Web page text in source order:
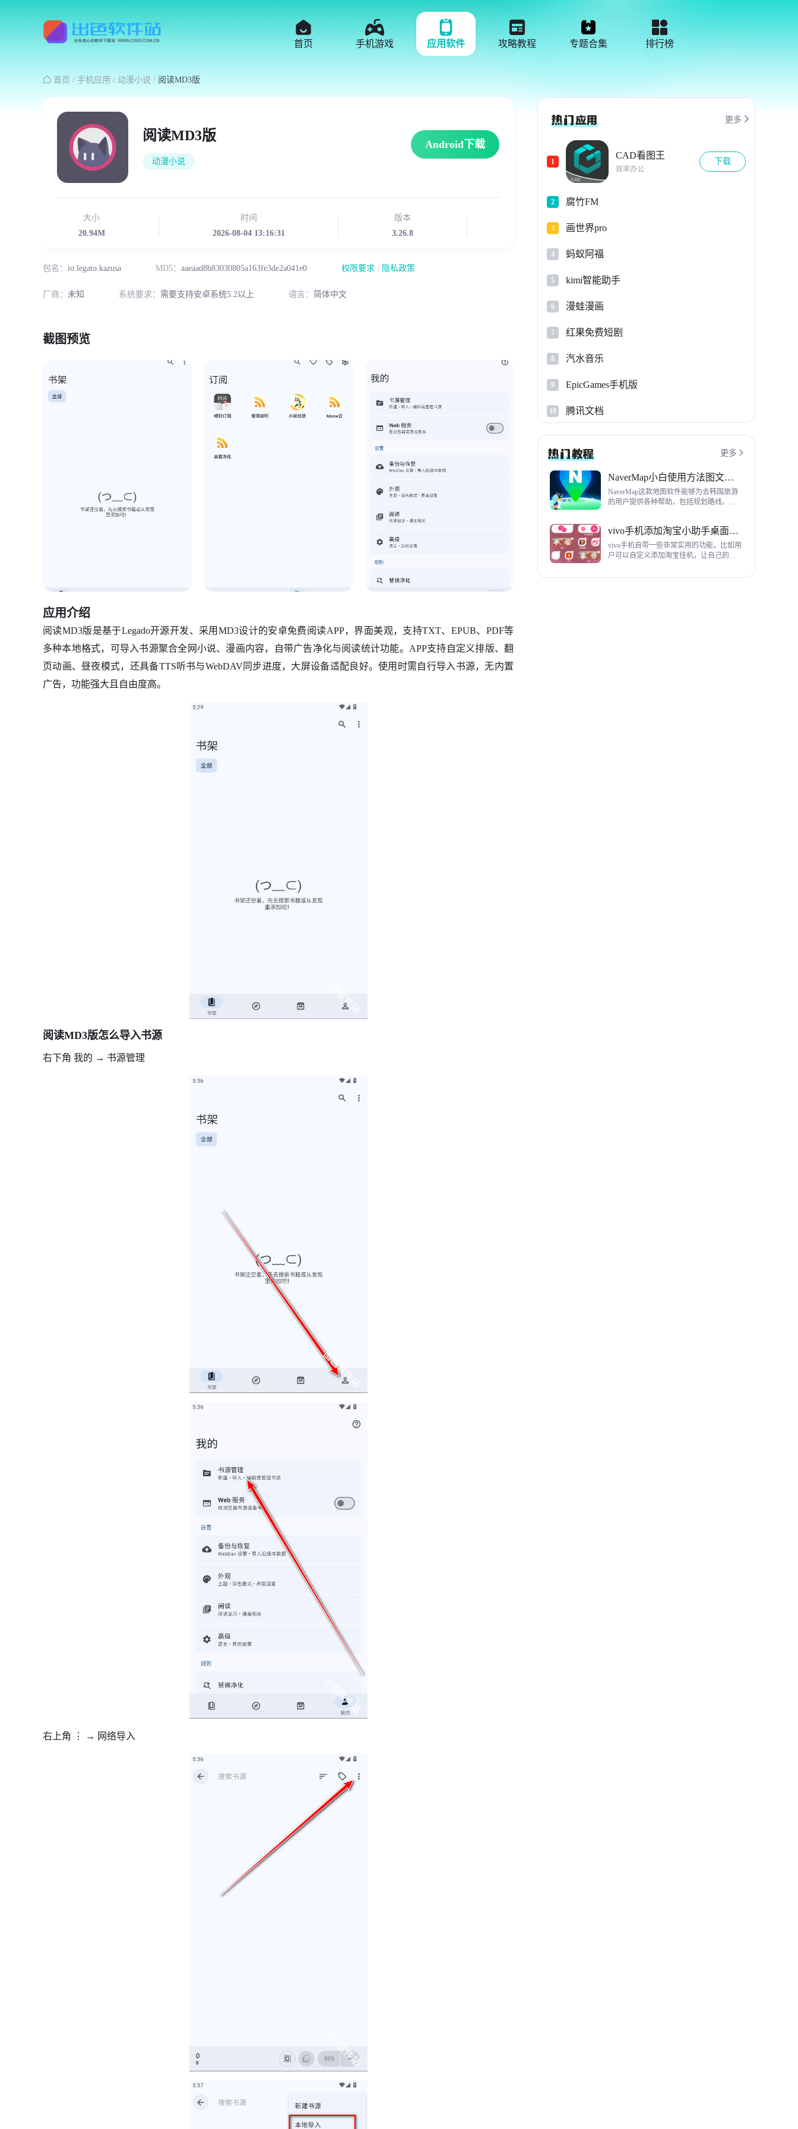
首页 手机游戏 应用软件 攻略教程 专题合集 排行榜
 首页 / 手机应用 / 动漫小说 / 阅读MD3版
阅读MD3版
动漫小说
Android下载
大小
20.94M
时间
2026-08-04 13:16:31
版本
3.26.8
包名： io.legato.kazusa MD5： aaeaad8b83030805a163fe3de2a041e0 权限要求 隐私政策
厂商： 未知 系统要求： 需要支持安卓系统5.2以上 语言： 简体中文
截图预览
应用介绍
阅读MD3版是基于Legado开源开发、采用MD3设计的安卓免费阅读APP，界面美观，支持TXT、EPUB、PDF等
多种本地格式，可导入书源聚合全网小说、漫画内容，自带广告净化与阅读统计功能。APP支持自定义排版、翻
页动画、昼夜模式，还具备TTS听书与WebDAV同步进度，大屏设备适配良好。使用时需自行导入书源，无内置
广告，功能强大且自由度高。
阅读MD3版怎么导入书源
右下角 我的 → 书源管理
右上角 ⋮ → 网络导入
更多 
1
CAD看图王
效率办公
下载
2 腐竹FM
3 画世界pro
4 蚂蚁阿福
5 kimi智能助手
6 漫蛙漫画
7 红果免费短剧
8 汽水音乐
9 EpicGames手机版
10 腾讯文档
更多 
NaverMap小白使用方法图文教程
NaverMap这款地图软件能够为去韩国旅游
的用户提供各种帮助，包括规划路线、导
教程，希望对各位有帮助。
vivo手机添加淘宝小助手桌面挂件方法
vivo手机自带一些非常实用的功能，比如用
户可以自定义添加淘宝挂机，让自己的购
相当方便，下面为大家带来添加淘宝小助